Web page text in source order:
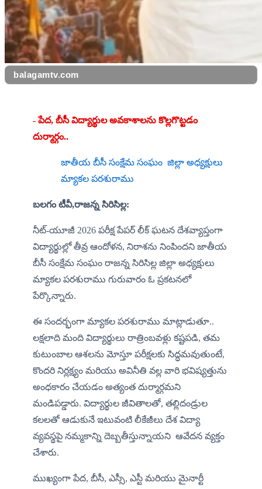
balagamtv.com
​- పేద, బీసీ విద్యార్థుల అవకాశాలను కొల్లగొట్టడం
దుర్మార్గం..
జాతీయ బీసీ సంక్షేమ సంఘం  జిల్లా అధ్యక్షులు
మ్యాకల పరశురాము
బలగం టీవీ,రాజన్న సిరిసిల్ల:
నీట్-యూజీ 2026 పరీక్ష పేపర్ లీక్ ఘటన దేశవ్యాప్తంగా
విద్యార్థుల్లో తీవ్ర ఆందోళన, నిరాశను నింపిందని జాతీయ
బీసీ సంక్షేమ సంఘం రాజన్న సిరిసిల్ల జిల్లా అధ్యక్షులు
మ్యాకల పరశురాము గురువారం ఓ ప్రకటనలో
పేర్కొన్నారు.
ఈ సందర్భంగా మ్యాకల పరశురాము మాట్లాడుతూ..
లక్షలాది మంది విద్యార్థులు రాత్రింబవళ్లు కష్టపడి, తమ
కుటుంబాల ఆశలను మోస్తూ పరీక్షలకు సిద్ధమవుతుంటే,
కొందరి నిర్లక్ష్యం మరియు అవినీతి వల్ల వారి భవిష్యత్తును
అంధకారం చేయడం అత్యంత దుర్మార్గమని
మండిపడ్డారు. విద్యార్థుల జీవితాలతో, తల్లిదండ్రుల
కలలతో ఆడుకునే ఇటువంటి లీకేజీలు దేశ విద్యా
వ్యవస్థపై నమ్మకాన్ని దెబ్బతీస్తున్నాయని  ఆవేదన వ్యక్తం
చేశారు.
​ముఖ్యంగా పేద, బీసీ, ఎస్సీ, ఎస్టీ మరియు మైనార్టీ